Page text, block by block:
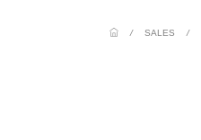
/ SALES /